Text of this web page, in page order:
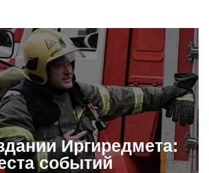
Иргиредмета:
событий